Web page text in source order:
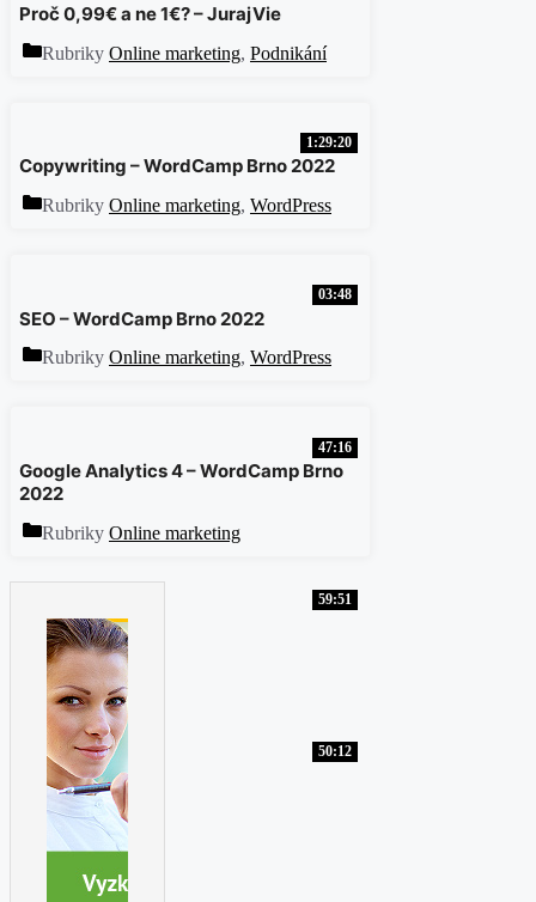
1:29:20
03:48
Proč 0,99€ a ne 1€? – JurajVie
Rubriky Online marketing, Podnikání
47:16
Copywriting – WordCamp Brno 2022
Rubriky Online marketing, WordPress
59:51
SEO – WordCamp Brno 2022
Rubriky Online marketing, WordPress
50:12
Google Analytics 4 – WordCamp Brno
2022
Rubriky Online marketing